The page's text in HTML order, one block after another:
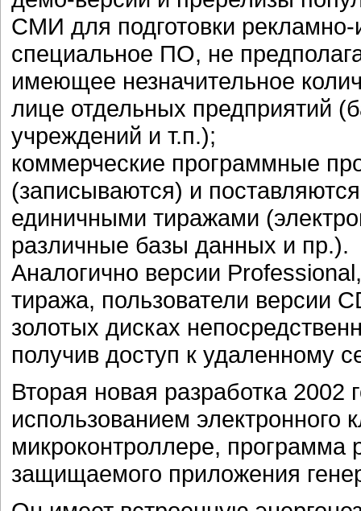
СМИ для подготовки
специальное ПО, не
имеющее незначительное
лице отдельных предприятий
учреждений и т.п.);
коммерческие программные
(записываются) и
единичными тиражами
различные базы данных и пр.).
Аналогично версии
тиража, пользователи версии
золотых дисках
получив доступ к удаленному
Вторая новая разработка
использованием
микроконтроллере, программа
защищаемого приложения